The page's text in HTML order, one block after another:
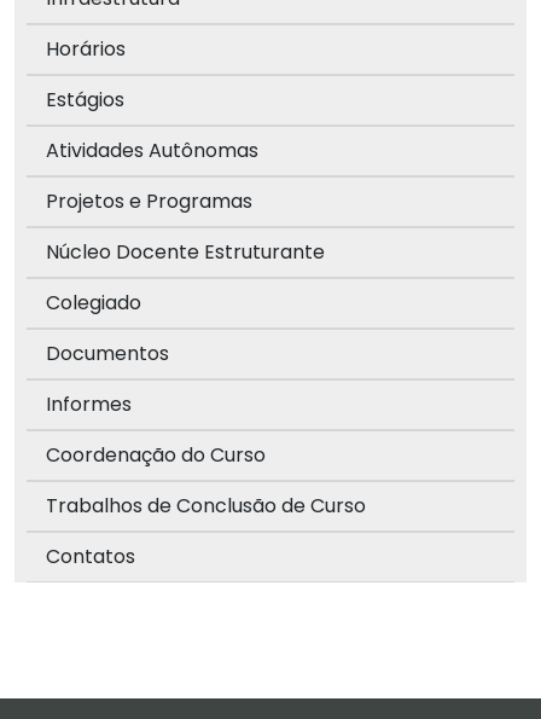
Horários
Estágios
Atividades Autônomas
Projetos e Programas
Núcleo Docente Estruturante
Colegiado
Documentos
Informes
Coordenação do Curso
Trabalhos de Conclusão de Curso
Contatos